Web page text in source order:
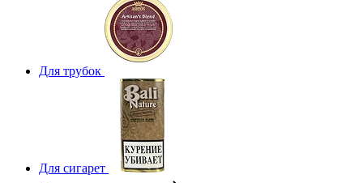
Для трубок
Для сигарет